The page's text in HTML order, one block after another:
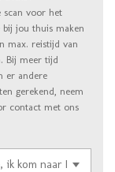
scan voor het
bij jou thuis maken
max. reistijd van
Bij meer tijd
er andere
gerekend, neem
contact met ons